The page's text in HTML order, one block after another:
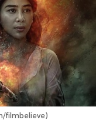
filmbelieve)